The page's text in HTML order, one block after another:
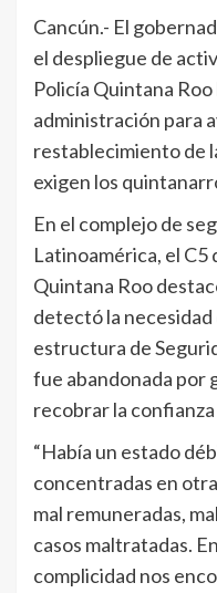
Cancún.- El
el despliegue de
Policía Quintana
administración para
restablecimiento de
exigen los
En el complejo de
Latinoamérica, el C5
Quintana Roo
detectó la
estructura de
fue abandonada por
recobrar la
“Había un estado
concentradas en
mal remuneradas,
casos maltratadas.
complicidad nos